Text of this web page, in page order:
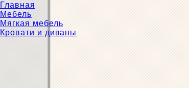
Главная
Мебель
Мягкая мебель
Кровати и диваны